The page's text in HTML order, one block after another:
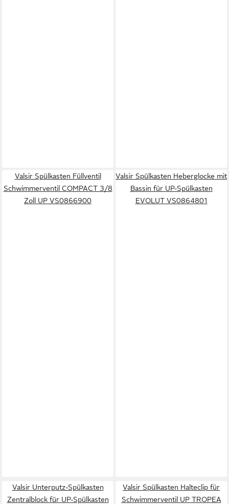
Valsir Spülkasten Füllventil
Schwimmerventil COMPACT 3/8
Zoll UP VS0866900
Valsir Spülkasten Heberglocke mit
Bassin für UP-Spülkasten
EVOLUT VS0864801
Valsir Unterputz-Spülkasten
Zentralblock für UP-Spülkasten
Valsir Spülkasten Halteclip für
Schwimmerventil UP TROPEA